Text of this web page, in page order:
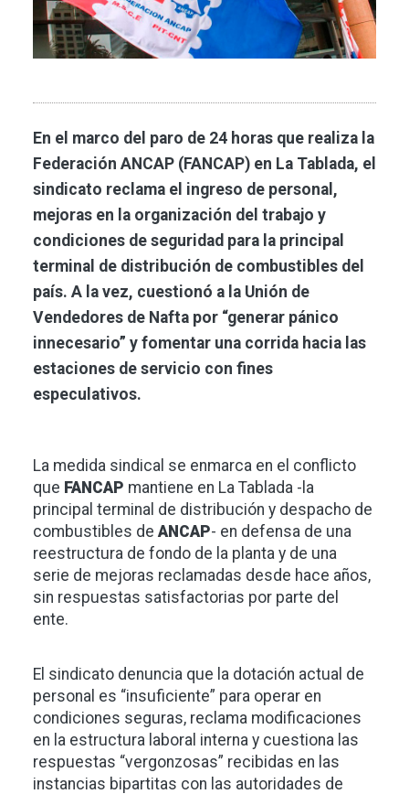
En el marco del paro de 24 horas que realiza la
Federación ANCAP (FANCAP) en La Tablada, el
sindicato reclama el ingreso de personal,
mejoras en la organización del trabajo y
condiciones de seguridad para la principal
terminal de distribución de combustibles del
país. A la vez, cuestionó a la Unión de
Vendedores de Nafta por “generar pánico
innecesario” y fomentar una corrida hacia las
estaciones de servicio con fines
especulativos.
La medida sindical se enmarca en el conflicto
que FANCAP mantiene en La Tablada -la
principal terminal de distribución y despacho de
combustibles de ANCAP- en defensa de una
reestructura de fondo de la planta y de una
serie de mejoras reclamadas desde hace años,
sin respuestas satisfactorias por parte del
ente.
El sindicato denuncia que la dotación actual de
personal es “insuficiente” para operar en
condiciones seguras, reclama modificaciones
en la estructura laboral interna y cuestiona las
respuestas “vergonzosas” recibidas en las
instancias bipartitas con las autoridades de